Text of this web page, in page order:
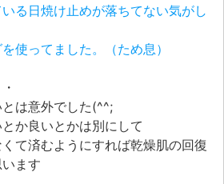
る日焼け止めが落ちてない気がし
使ってました。（ため息）
は意外でした(^^;
か良いとかは別にして
て済むようにすれば乾燥肌の回復
ます